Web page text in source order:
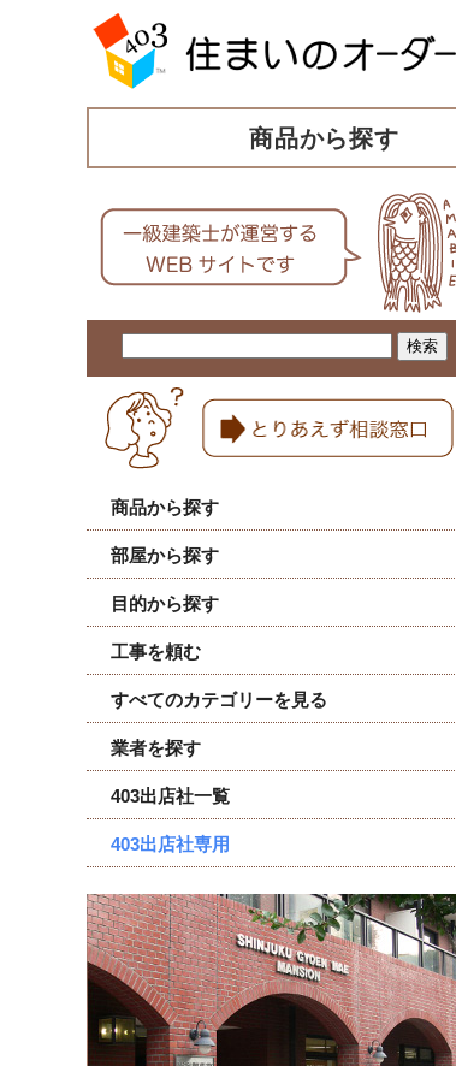
商品から探す
商品から探す
部屋から探す
目的から探す
工事を頼む
すべてのカテゴリーを見る
業者を探す
403出店社一覧
403出店社専用